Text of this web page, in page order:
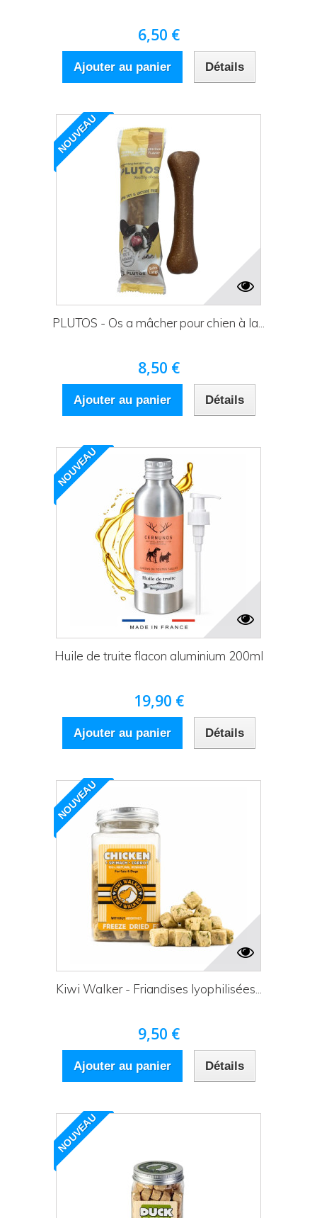
6,50 €
Ajouter au panier Détails
NOUVEAU
PLUTOS - Os a mâcher pour chien à la...
8,50 €
Ajouter au panier Détails
NOUVEAU
Huile de truite flacon aluminium 200ml
19,90 €
Ajouter au panier Détails
NOUVEAU
Kiwi Walker - Friandises lyophilisées...
9,50 €
Ajouter au panier Détails
NOUVEAU